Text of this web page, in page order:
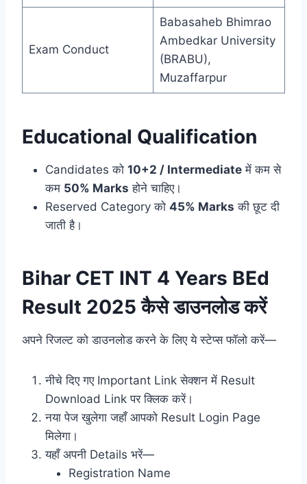
Exam Conduct
Babasaheb Bhimrao
Ambedkar University
(BRABU),
Muzaffarpur
Educational Qualification
Candidates को 10+2 / Intermediate में कम से
कम 50% Marks होने चाहिए।
Reserved Category को 45% Marks की छूट दी
जाती है।
Bihar CET INT 4 Years BEd
Result 2025 कैसे डाउनलोड करें
अपने रिजल्ट को डाउनलोड करने के लिए ये स्टेप्स फॉलो करें—
नीचे दिए गए Important Link सेक्शन में Result
Download Link पर क्लिक करें।
नया पेज खुलेगा जहाँ आपको Result Login Page
मिलेगा।
यहाँ अपनी Details भरें—
Registration Name